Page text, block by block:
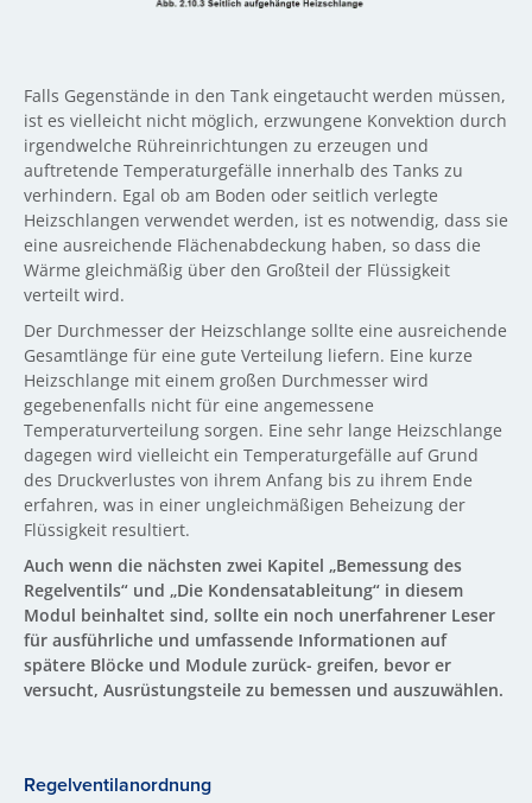
Falls Gegenstände in den Tank eingetaucht werden müssen,
ist es vielleicht nicht möglich, erzwungene Konvektion durch
irgendwelche Rühreinrichtungen zu erzeugen und
auftretende Temperaturgefälle innerhalb des Tanks zu
verhindern. Egal ob am Boden oder seitlich verlegte
Heizschlangen verwendet werden, ist es notwendig, dass sie
eine ausreichende Flächenabdeckung haben, so dass die
Wärme gleichmäßig über den Großteil der Flüssigkeit
verteilt wird.
Der Durchmesser der Heizschlange sollte eine ausreichende
Gesamtlänge für eine gute Verteilung liefern. Eine kurze
Heizschlange mit einem großen Durchmesser wird
gegebenenfalls nicht für eine angemessene
Temperaturverteilung sorgen. Eine sehr lange Heizschlange
dagegen wird vielleicht ein Temperaturgefälle auf Grund
des Druckverlustes von ihrem Anfang bis zu ihrem Ende
erfahren, was in einer ungleichmäßigen Beheizung der
Flüssigkeit resultiert.
Auch wenn die nächsten zwei Kapitel „Bemessung des
Regelventils“ und „Die Kondensatableitung“ in diesem
Modul beinhaltet sind, sollte ein noch unerfahrener Leser
für ausführliche und umfassende Informationen auf
spätere Blöcke und Module zurück- greifen, bevor er
versucht, Ausrüstungsteile zu bemessen und auszuwählen.
Regelventilanordnung